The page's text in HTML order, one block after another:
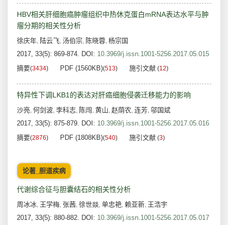
HBV相关肝细胞癌肿瘤组织中热休克蛋白mRNA表达水平与肿
瘤分期的相关性分析
徐庆年, 陆云飞, 汤伯宗, 陈晓蓉, 杨宗国
2017, 33(5): 869-874. DOI: 10.3969/j.issn.1001-5256.2017.05.015
摘要(3434) PDF (1560KB)(513) 施引文献 (12)
特异性下调LKB1的表达对肝癌细胞侵袭迁移能力的影响
沙亮, 何剑波, 李科志, 陈闯 , 黄山, 赵荫农, 连芳, 邬国斌
2017, 33(5): 875-879. DOI: 10.3969/j.issn.1001-5256.2017.05.016
摘要(2876) PDF (1808KB)(540) 施引文献 (3)
论著_胆道疾病
代谢综合征与胆囊结石的相关性分析
周冰冰, 王学梅, 张茜, 徐世燚, 单忠艳, 赖亚新, 王浩宇
2017, 33(5): 880-882. DOI: 10.3969/j.issn.1001-5256.2017.05.017